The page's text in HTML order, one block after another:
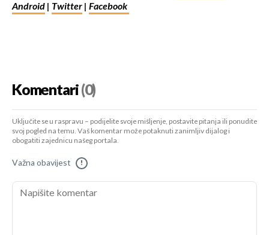
Android | Twitter | Facebook
Komentari(0)
Uključite se u raspravu – podijelite svoje mišljenje, postavite pitanja ili ponudite
svoj pogled na temu. Vaš komentar može potaknuti zanimljiv dijalog i
obogatiti zajednicu našeg portala.
Važna obavijest !